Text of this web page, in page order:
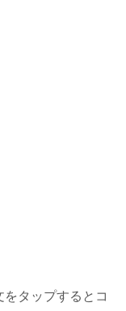
タップするとコ